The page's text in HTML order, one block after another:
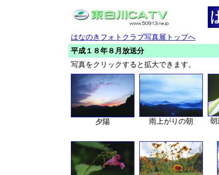
はなのきフォトクラブ写真展トップへ
平成１８年８月放送分
写真をクリックすると拡大できます。
夕陽 雨上がりの朝